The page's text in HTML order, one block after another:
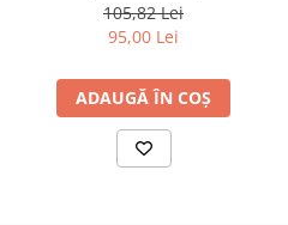
105,82 Lei
95,00 Lei
ADAUGĂ ÎN COȘ